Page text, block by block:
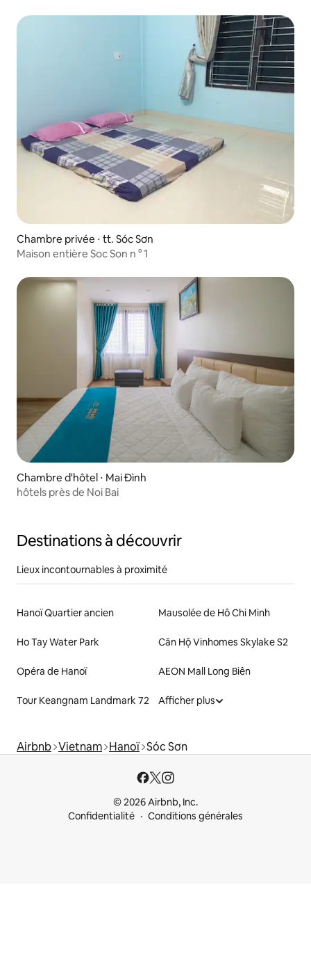
Chambre privée ⋅ tt. Sóc Sơn
Maison entière Soc Son n ° 1
Chambre d'hôtel ⋅ Mai Đình
hôtels près de Noi Bai
Destinations à découvrir
Lieux incontournables à proximité
Hanoï Quartier ancien Mausolée de Hô Chi Minh
Ho Tay Water Park Căn Hộ Vinhomes Skylake S2
Opéra de Hanoï AEON Mall Long Biên
Tour Keangnam Landmark 72 Afficher plus
Airbnb Vietnam Hanoï Sóc Sơn
© 2026 Airbnb, Inc.
Confidentialité
Conditions générales